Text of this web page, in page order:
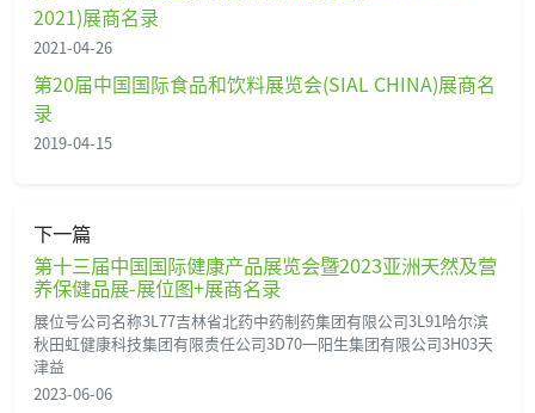
2021)展商名录
2021-04-26
第20届中国国际食品和饮料展览会(SIAL CHINA)展商名
录
2019-04-15
下一篇
第十三届中国国际健康产品展览会暨2023亚洲天然及营
养保健品展-展位图+展商名录
展位号公司名称3L77吉林省北药中药制药集团有限公司3L91哈尔滨
秋田虹健康科技集团有限责任公司3D70一阳生集团有限公司3H03天
津益
2023-06-06